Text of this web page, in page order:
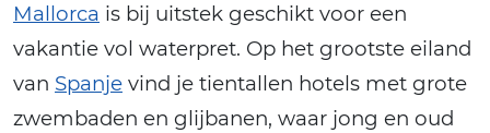
Mallorca is bij uitstek geschikt voor een
vakantie vol waterpret. Op het grootste eiland
van Spanje vind je tientallen hotels met grote
zwembaden en glijbanen, waar jong en oud